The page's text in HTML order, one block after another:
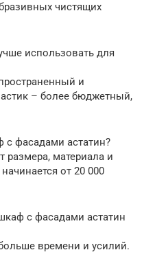
чистящих
использовать для
и
– более бюджетный,
с фасадами астатин?
размера, материала и
от 20 000
с фасадами астатин
времени и усилий.